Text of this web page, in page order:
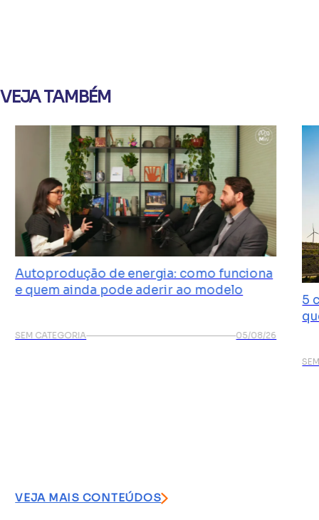
VEJA TAMBÉM
Autoprodução de energia: como funciona
e quem ainda pode aderir ao modelo
SEM CATEGORIA 05/08/26
5
VEJA MAIS CONTEÚDOS